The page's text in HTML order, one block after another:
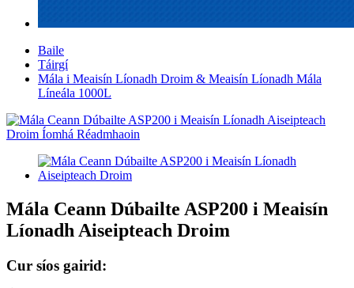
Baile
Táirgí
Mála i Meaisín Líonadh Droim & Meaisín Líonadh Mála
Líneála 1000L
Mála Ceann Dúbailte ASP200 i Meaisín
Líonadh Aiseipteach Droim
Cur síos gairid: